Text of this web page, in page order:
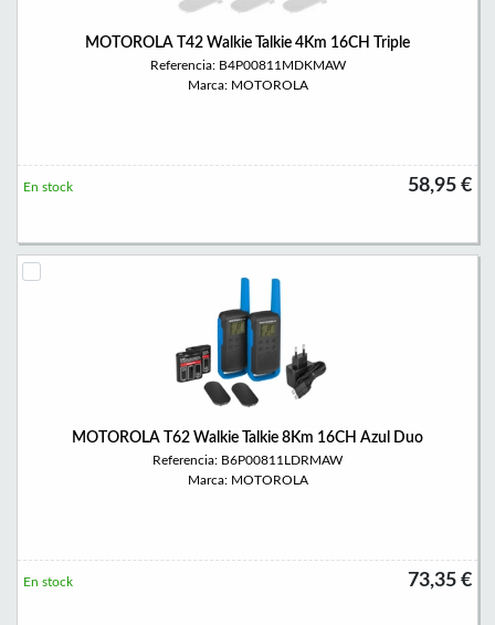
MOTOROLA T42 Walkie Talkie 4Km 16CH Triple
Referencia: B4P00811MDKMAW
Marca: MOTOROLA
58,95 €
En stock
MOTOROLA T62 Walkie Talkie 8Km 16CH Azul Duo
Referencia: B6P00811LDRMAW
Marca: MOTOROLA
73,35 €
En stock